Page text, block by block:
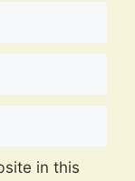
in this